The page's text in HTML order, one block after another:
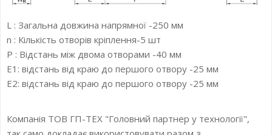
L : Загальна довжина напрямної -250 мм
n : Кількість отворів кріплення-5 шт
P : Відстань між двома отворами -40 мм
E1: відстань від краю до першого отвору -25 мм
E2: відстань від краю до першого отвору -25 мм
Компанія ТОВ ГП-ТЕХ "Головний партнер у технології",